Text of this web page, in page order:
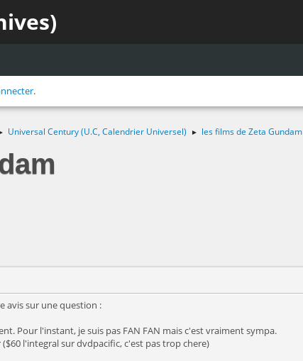
.
Universal Century (U.C, Calendrier Universel) ► les films de Zeta Gundam
avis sur une question :
Pour l'instant, je suis pas FAN FAN mais c'est vraiment sympa.
($60 l'integral sur dvdpacific, c'est pas trop chere)